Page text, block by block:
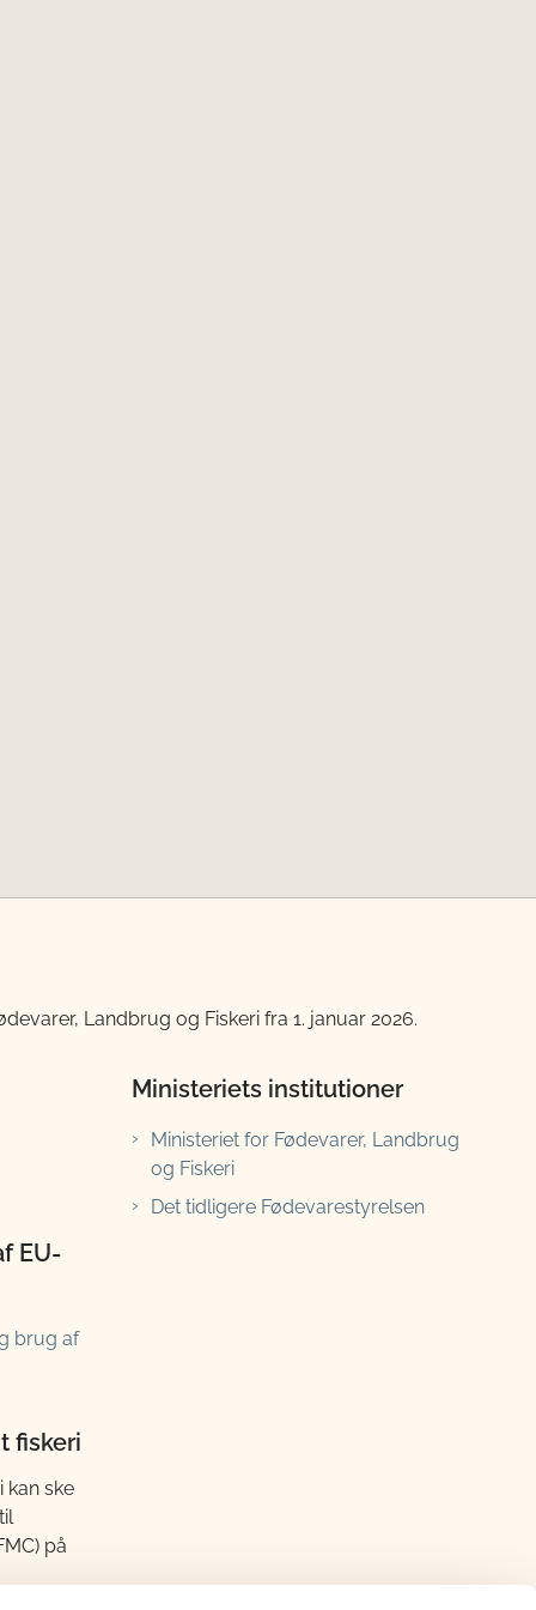
Landbrug og Fiskeri fra 1. januar 2026.
EU-
brug af
fiskeri
kan ske
på
Ministeriets institutioner
Ministeriet for Fødevarer, Landbrug
og Fiskeri
Det tidligere Fødevarestyrelsen